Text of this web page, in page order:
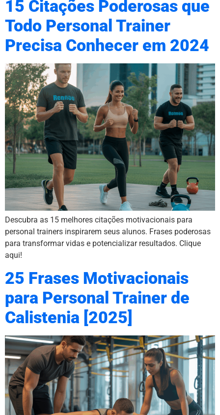
15 Citações Poderosas que
Todo Personal Trainer
Precisa Conhecer em 2024
Descubra as 15 melhores citações motivacionais para
personal trainers inspirarem seus alunos. Frases poderosas
para transformar vidas e potencializar resultados. Clique
aqui!
25 Frases Motivacionais
para Personal Trainer de
Calistenia [2025]